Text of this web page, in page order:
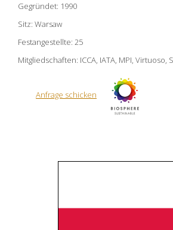
Gegründet: 1990
Sitz: Warsaw
Festangestellte: 25
Mitgliedschaften: ICCA, IATA, MPI, Virtuoso,
Anfrage schicken